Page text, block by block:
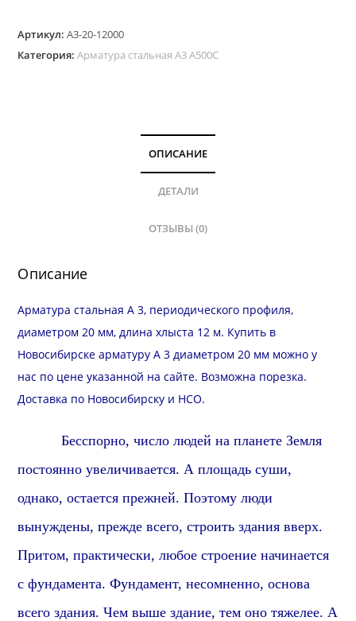
А
3
Артикул:А3-20-12000
Категория:Арматура стальная А3 А500С
ОПИСАНИЕ
ДЕТАЛИ
ОТЗЫВЫ (0)
Описание
Арматура стальная А 3, периодического профиля,
диаметром 20 мм, длина хлыста 12 м. Купить в
Новосибирске арматуру А 3 диаметром 20 мм можно у
нас по цене указанной на сайте. Возможна порезка.
Доставка по Новосибирску и НСО.
Бесспорно, число людей на планете Земля
постоянно увеличивается. А площадь суши,
однако, остается прежней. Поэтому люди
вынуждены, прежде всего, строить здания вверх.
Притом, практически, любое строение начинается
с фундамента.Фундамент,несомненно, основа
всего здания.Чем выше здание, тем оно тяжелее. А